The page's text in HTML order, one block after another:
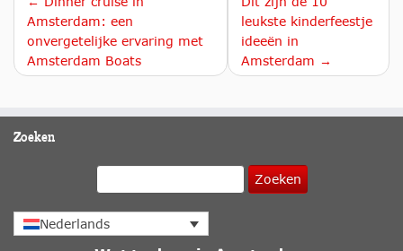
Amsterdam: een
onvergetelijke ervaring met
Amsterdam Boats
leukste kinderfeestje
ideeën in
Amsterdam →
Zoeken
Zoeken
Nederlands